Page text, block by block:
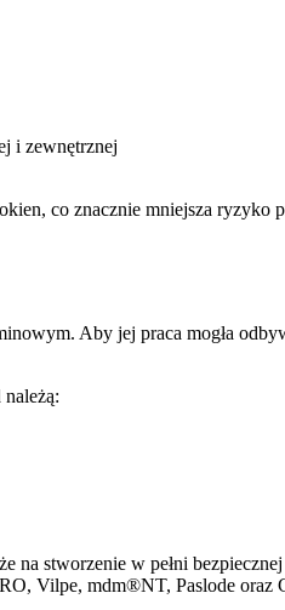
i zewnętrznej
co znacznie mniejsza ryzyko
Aby jej praca mogła
stworzenie w pełni
Vilpe, mdm®NT, Paslode oraz